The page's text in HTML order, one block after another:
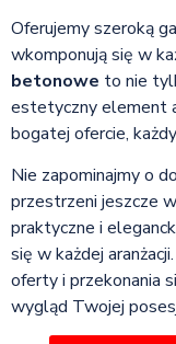
Oferujemy szeroką
wkomponują się w
betonowe to nie
estetyczny element
bogatej ofercie,
Nie zapominajmy o
przestrzeni jeszcze
praktyczne i
się w każdej
oferty i przekonania
wygląd Twojej